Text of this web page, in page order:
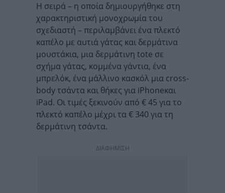
Η σειρά – η ​​οποία δημιουργήθηκε στη
χαρακτηριστική μονοχρωμία του
σχεδιαστή – περιλαμβάνει ένα πλεκτό
καπέλο με αυτιά γάτας και δερμάτινα
μουστάκια, μια δερμάτινη tote σε
σχήμα γάτας, κομμένα γάντια, ένα
μπρελόκ, ένα μάλλινο κασκόλ μια cross-
body τσάντα και θήκες για iPhoneκαι
iPad. Οι τιμές ξεκινούν από € 45 για το
πλεκτό καπέλο μέχρι τα € 340 για τη
δερμάτινη τσάντα.
ΔΙΑΦΗΜΙΣΗ